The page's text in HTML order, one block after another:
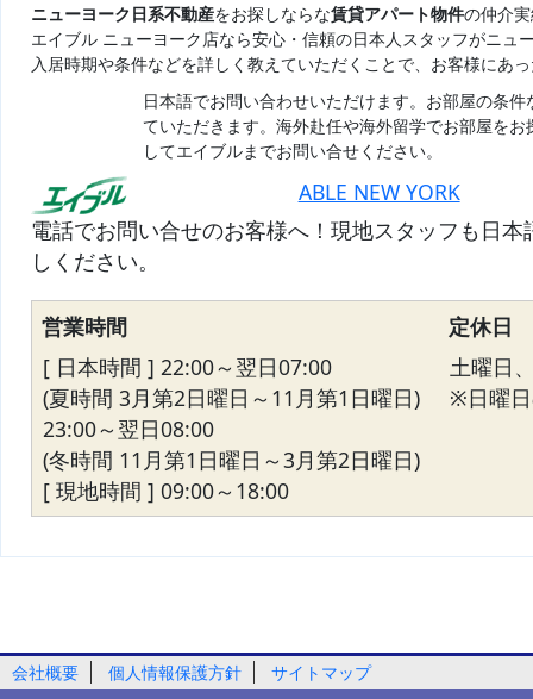
ニューヨーク日系不動産をお探しならな賃貸アパート物件の仲介
エイブル ニューヨーク店なら安心・信頼の日本人スタッフがニュ
入居時期や条件などを詳しく教えていただくことで、お客様にあ
日本語でお問い合わせいただけます。お部屋の条
ていただきます。海外赴任や海外留学でお部屋を
してエイブルまでお問い合せください。
ABLE NEW YORK
電話でお問い合せのお客様へ！現地スタッフも日
しください。
営業時間
定休日
[ 日本時間 ] 22:00～翌日07:00
(夏時間 3月第2日曜日～11月第1日曜日)
23:00～翌日08:00
(冬時間 11月第1日曜日～3月第2日曜日)
[ 現地時間 ] 09:00～18:00
土曜日
※日曜
会社概要 個人情報保護方針 サイトマップ